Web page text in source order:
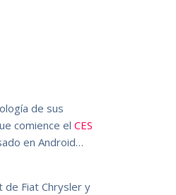
de sus
comience elCES
en Android…
de Fiat Chrysler y